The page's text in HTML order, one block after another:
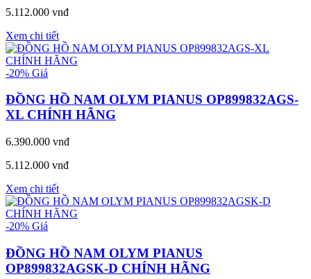
5.112.000 vnđ
Xem chi tiết
-20% Giá
ĐỒNG HỒ NAM OLYM PIANUS OP899832AGS-
XL CHÍNH HÃNG
6.390.000 vnđ
5.112.000 vnđ
Xem chi tiết
-20% Giá
ĐỒNG HỒ NAM OLYM PIANUS
OP899832AGSK-D CHÍNH HÃNG